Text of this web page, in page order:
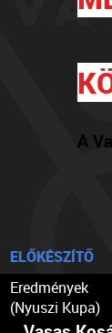
A
ELŐKÉSZÍTŐ
Eredmények
(Nyuszi Kupa)